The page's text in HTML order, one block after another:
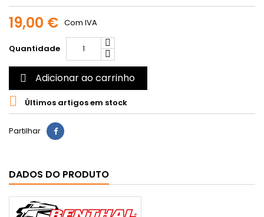
19,00 € Com IVA
Quantidade
 Adicionar ao carrinho
 Últimos artigos em stock
Partilhar
DADOS DO PRODUTO